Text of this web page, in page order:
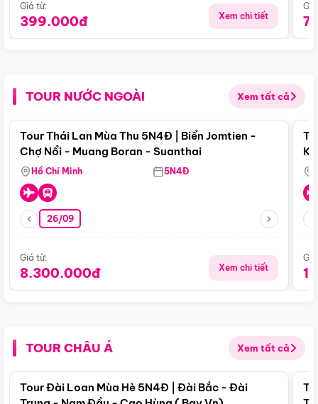
Giá từ:
399.000đ Xem chi tiết
TOUR NƯỚC NGOÀI Xem tất cả
Điểm nổi bật
Tour Thái Lan Mùa Thu 5N4Đ | Biển Jomtien -
Chợ Nổi - Muang Boran - Suanthai
Hồ Chí Minh 5N4Đ
26/09
Giá từ:
8.300.000đ Xem chi tiết
TOUR CHÂU Á Xem tất cả
Điểm nổi bật
Tour Đài Loan Mùa Hè 5N4Đ | Đài Bắc - Đài